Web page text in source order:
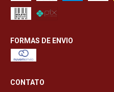
FORMAS DE ENVIO
CONTATO